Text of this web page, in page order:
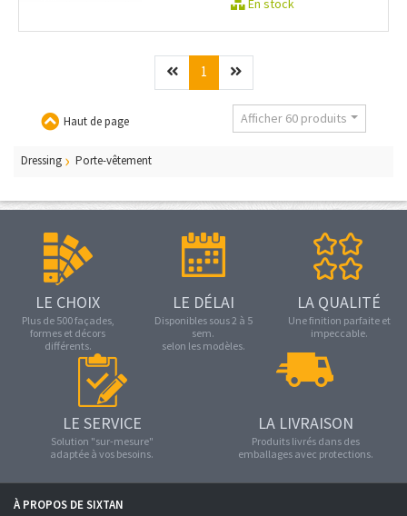
En stock
Précédent
1(current)Suivant
Haut de page Afficher 60 produits
Dressing Porte-vêtement
LE CHOIX
Plus de 500 façades,
formes et décors
différents.
LE DÉLAI
Disponibles sous 2 à 5
sem.
selon les modèles.
LA QUALITÉ
Une finition parfaite et
impeccable.
LE SERVICE
Solution "sur-mesure"
adaptée à vos besoins.
LA LIVRAISON
Produits livrés dans des
emballages avec protections.
À PROPOS DE SIXTAN